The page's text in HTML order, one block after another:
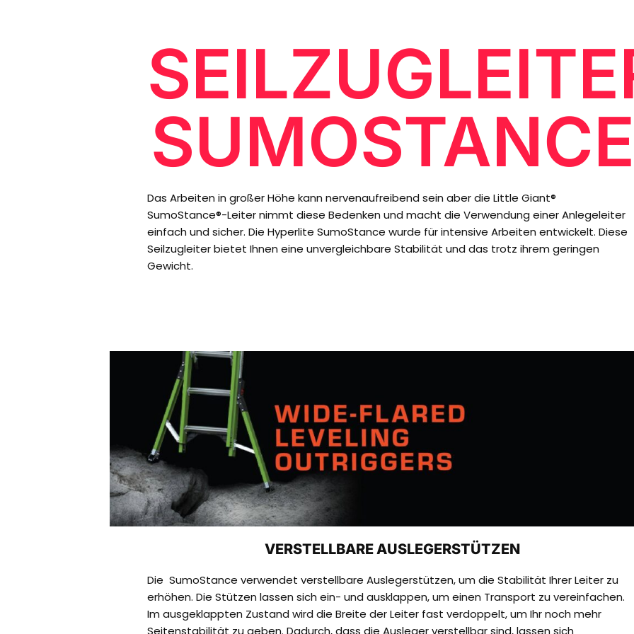
SUMOSTANCE
Das Arbeiten in großer Höhe kann nervenaufreibend sein aber die Little Giant®
SumoStance®-Leiter nimmt diese Bedenken und macht die Verwendung einer Anlegeleiter
einfach und sicher. Die Hyperlite SumoStance wurde für intensive Arbeiten entwickelt. Diese
Seilzugleiter bietet Ihnen eine unvergleichbare Stabilität und das trotz ihrem geringen
Gewicht.
VERSTELLBARE AUSLEGERSTÜTZEN
Die SumoStance verwendet verstellbare Auslegerstützen, um die Stabilität Ihrer Leiter zu
erhöhen. Die Stützen lassen sich ein- und ausklappen, um einen Transport zu vereinfachen.
Im ausgeklappten Zustand wird die Breite der Leiter fast verdoppelt, um Ihr noch mehr
Seitenstabilität zu geben. Dadurch, dass die Ausleger verstellbar sind, lassen sich